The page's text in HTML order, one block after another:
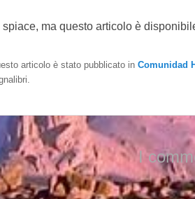
spiace, ma questo articolo è
articolo è stato pubblicato in Comunidad
I